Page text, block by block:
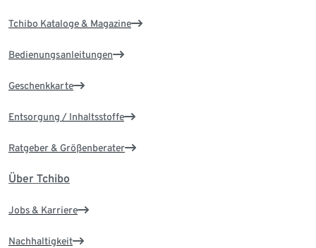
Tchibo Kataloge & Magazine
Bedienungsanleitungen
Geschenkkarte
Entsorgung / Inhaltsstoffe
Ratgeber & Größenberater
Über Tchibo
Jobs & Karriere
Nachhaltigkeit